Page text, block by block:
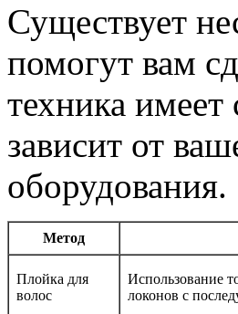
Существует
помогут вам
техника
зависит от
оборудования.
Метод
Плойка для
волос
Использование
локонов с